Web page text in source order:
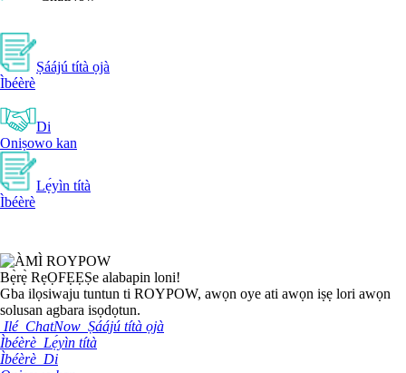
Ṣáájú títà ọjà
Ìbéèrè
Di
Oniṣowo kan
Lẹ́yìn títà
Ìbéèrè
Bẹ̀rẹ̀ RẹỌFẸẸṢe alabapin loni!
Gba ilọsiwaju tuntun ti ROYPOW, awọn oye ati awọn iṣẹ lori awọn
solusan agbara isọdọtun.
Ilé ChatNow Ṣáájú títà ọjà
Ìbéèrè Lẹ́yìn títà
Ìbéèrè Di